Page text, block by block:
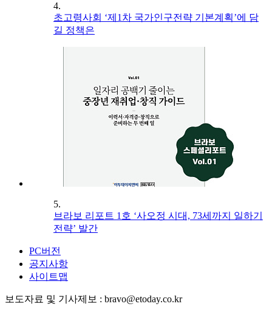
4.
초고령사회 ‘제1차 국가인구전략 기본계획’에 담
길 정책은
5.
브라보 리포트 1호 ‘사오정 시대, 73세까지 일하기
전략’ 발간
PC버전
공지사항
사이트맵
보도자료 및 기사제보 : bravo@etoday.co.kr